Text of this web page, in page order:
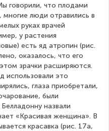
говорили, что плодами
люди отравились в
руках врачей
у растения
есть яд атропин (рис.
оказалось, что его
зрачки расширяются.
использовали это
глаза приобретали,
были
назвали
«Красивая женщина». В
красавка (рис. 17а,